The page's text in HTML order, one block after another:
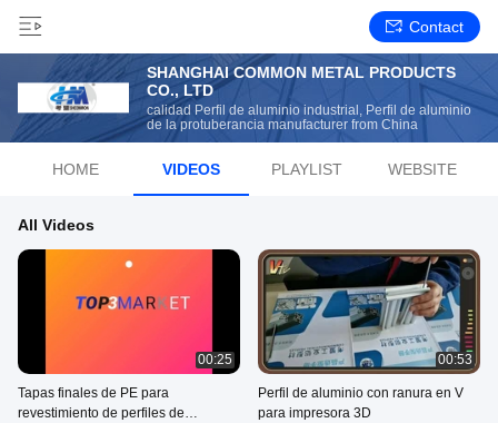
Contact
SHANGHAI COMMON METAL PRODUCTS
CO., LTD
calidad Perfil de aluminio industrial, Perfil de aluminio
de la protuberancia manufacturer from China
HOME VIDEOS PLAYLIST WEBSITE
All Videos
00:25
Tapas finales de PE para
revestimiento de perfiles de
00:53
Perfil de aluminio con ranura en V
para impresora 3D